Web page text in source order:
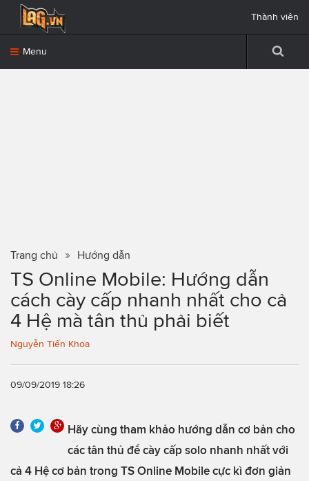
Menu
Thành viên
Trang chủ Hướng dẫn
TS Online Mobile: Hướng dẫn
cách cày cấp nhanh nhất cho cả
4 Hệ mà tân thủ phải biết
Nguyễn Tiến Khoa
09/09/2019 18:26
Hãy cùng tham khảo hướng dẫn cơ bản cho
các tân thủ để cày cấp solo nhanh nhất với
cả 4 Hệ cơ bản trong TS Online Mobile cực kì đơn giản